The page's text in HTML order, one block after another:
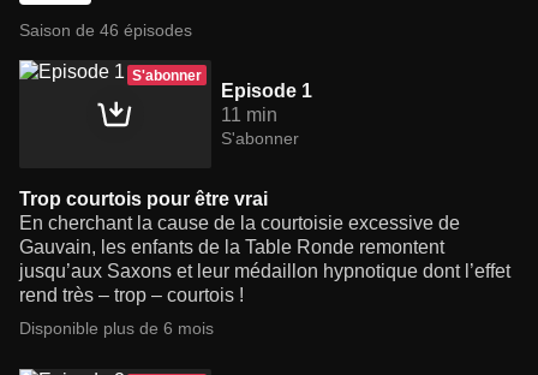
Saison de 46 épisodes
S'abonner
Episode 1
11 min
S'abonner
Trop courtois pour être vrai
En cherchant la cause de la courtoisie excessive de
Gauvain, les enfants de la Table Ronde remontent
jusqu’aux Saxons et leur médaillon hypnotique dont l’effet
rend très – trop – courtois !
Disponible plus de 6 mois